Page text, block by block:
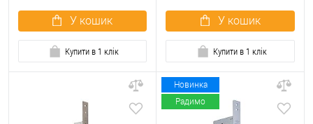
У кошик
Купити в 1 клік
У кошик
Купити в 1 клік
Новинка
Радимо